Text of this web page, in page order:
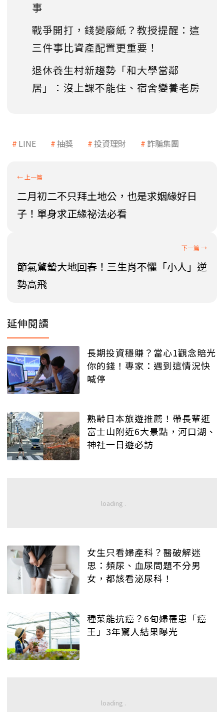
事
戰爭開打，錢變廢紙？教授提醒：這
三件事比資產配置更重要！
退休養生村新趨勢「和大學當鄰
居」：沒上課不能住、宿舍變養老房
LINE 抽獎 投資理財 詐騙集團
二月初二不只拜土地公，也是求姻緣好日
子！單身求正緣祕法必看
節氣驚蟄大地回春！三生肖不懼「小人」逆
勢高飛
延伸閱讀
長期投資穩賺？當心1觀念賠光
你的錢！專家：遇到這情況快
喊停
熟齡日本旅遊推薦！帶長輩逛
富士山附近6大景點，河口湖、
神社一日遊必訪
女生只看婦產科？醫破解迷
思：頻尿、血尿問題不分男
女，都該看泌尿科！
種菜能抗癌？6旬婦罹患「癌
王」3年驚人結果曝光